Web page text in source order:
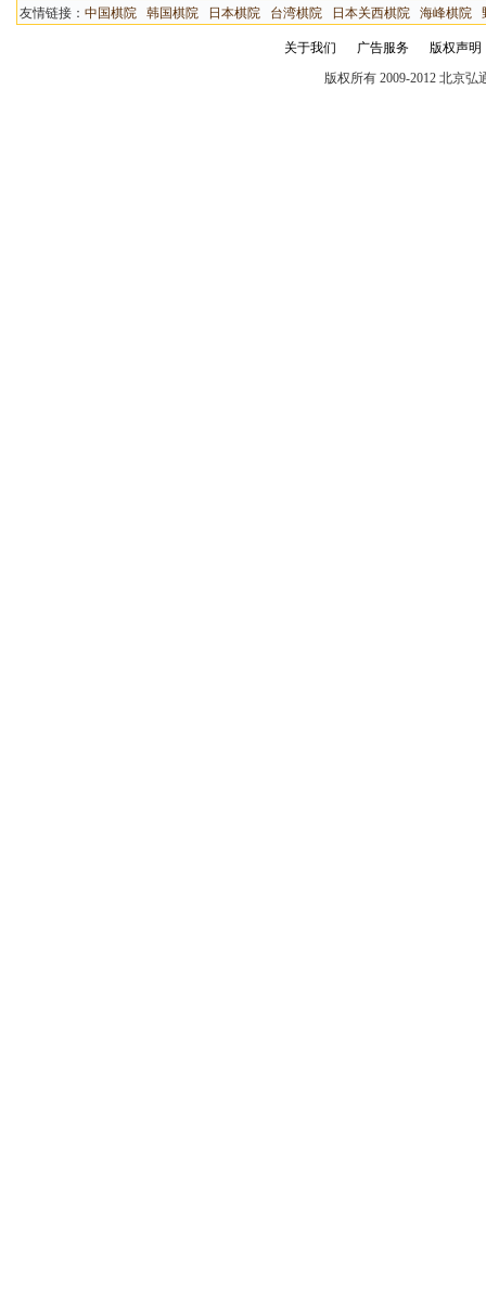
友情链接： 中国棋院 韩国棋院 日本棋院 台湾棋院 日本关西棋院 海峰棋院
关于我们 广告服务
版权声明
版权所有 2009-2012 北京